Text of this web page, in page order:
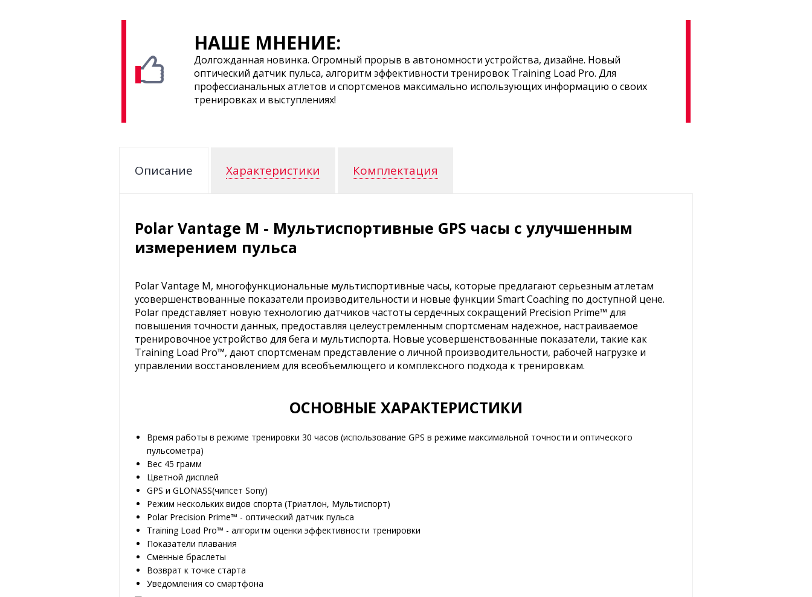
НАШЕ МНЕНИЕ:
Долгожданная новинка. Огромный прорыв в автономности устройства, дизайне. Новый
оптический датчик пульса, алгоритм эффективности тренировок Training Load Pro. Для
профессианальных атлетов и спортсменов максимально использующих информацию о своих
тренировках и выступлениях!
Описание Характеристики Комплектация
Polar Vantage M - Мультиспортивные GPS часы с улучшенным
измерением пульса
Polar Vantage M, многофункциональные мультиспортивные часы, которые предлагают серьезным атлетам
усовершенствованные показатели производительности и новые функции Smart Coaching по доступной цене.
Polar представляет новую технологию датчиков частоты сердечных сокращений Precision Prime™ для
повышения точности данных, предоставляя целеустремленным спортсменам надежное, настраиваемое
тренировочное устройство для бега и мультиспорта. Новые усовершенствованные показатели, такие как
Training Load Pro™, дают спортсменам представление о личной производительности, рабочей нагрузке и
управлении восстановлением для всеобъемлющего и комплексного подхода к тренировкам.
ОСНОВНЫЕ ХАРАКТЕРИСТИКИ
Время работы в режиме тренировки 30 часов (использование GPS в режиме максимальной точности и оптического
пульсометра)
Вес 45 грамм
Цветной дисплей
GPS и GLONASS(чипсет Sony)
Режим нескольких видов спорта (Триатлон, Мультиспорт)
Polar Precision Prime™ - оптический датчик пульса
Training Load Pro™ - алгоритм оценки эффективности тренировки
Показатели плавания
Сменные браслеты
Возврат к точке старта
Уведомления со смартфона